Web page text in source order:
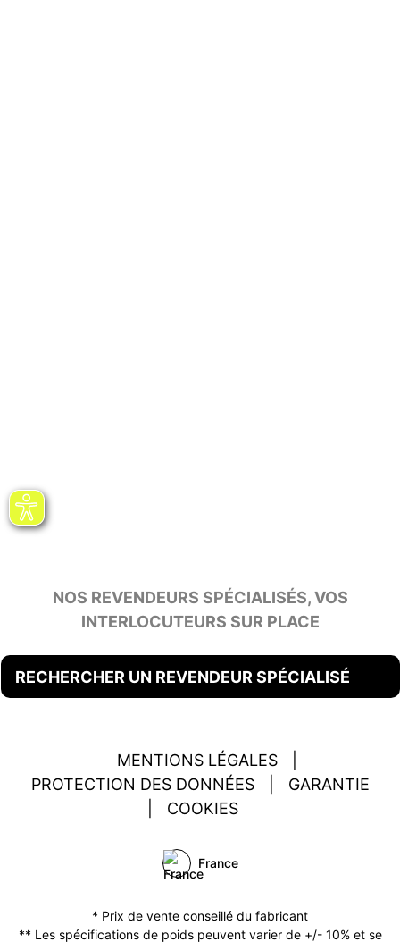
NOS REVENDEURS SPÉCIALISÉS, VOS
INTERLOCUTEURS SUR PLACE
RECHERCHER UN REVENDEUR SPÉCIALISÉ
MENTIONS LÉGALES
PROTECTION DES DONNÉES
GARANTIE
COOKIES
France
* Prix de vente conseillé du fabricant
** Les spécifications de poids peuvent varier de +/- 10% et se